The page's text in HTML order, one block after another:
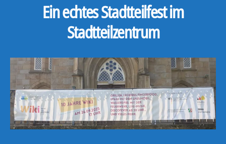
Ein echtes Stadtteilfest im
Stadtteilzentrum